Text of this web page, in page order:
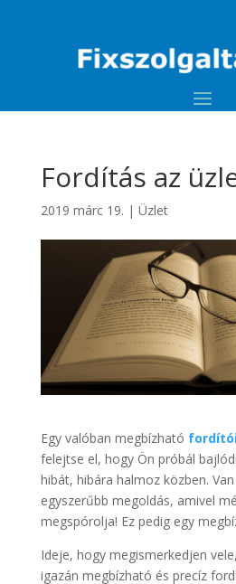
Fordítás az
2019 márc 19. | Üzlet
Egy valóban megbízható
felejtse el, hogy Ön próbál
hibát, hibára halmoz közben.
egyszerűbb megoldás, amivel
megspórolja! Ez pedig egy
Ideje, hogy megismerkedjen
igazán megbízható és precíz